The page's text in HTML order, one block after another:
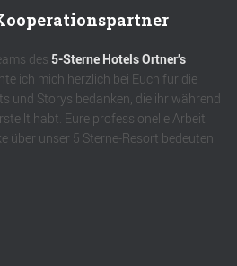
des 5-Sterne Hotels Ortner’s
ich mich herzlich bei Euch für die
und Storys bedanken, die ihr während
habt. Eure professionelle Arbeit
über unser 5 Sterne-Resort bedeuten